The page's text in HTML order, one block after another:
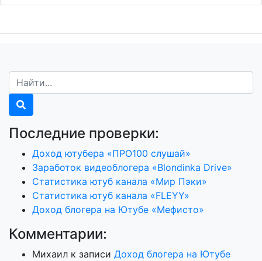
Последние проверки:
Доход ютубера «ПРО100 слушай»
Заработок видеоблогера «Blondinka Drive»
Статистика ютуб канала «Мир Пэки»
Статистика ютуб канала «FLEYY»
Доход блогера на Ютубе «Мефисто»
Комментарии:
Михаил к записи Доход блогера на Ютубе